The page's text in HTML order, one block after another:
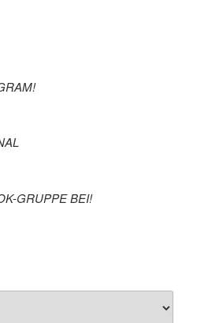
GRUPPE BEI!